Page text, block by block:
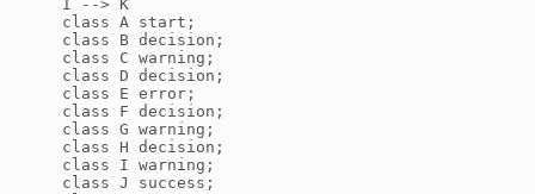
    I --> K
    class A start;
    class B decision;
    class C warning;
    class D decision;
    class E error;
    class F decision;
    class G warning;
    class H decision;
    class I warning;
    class J success;